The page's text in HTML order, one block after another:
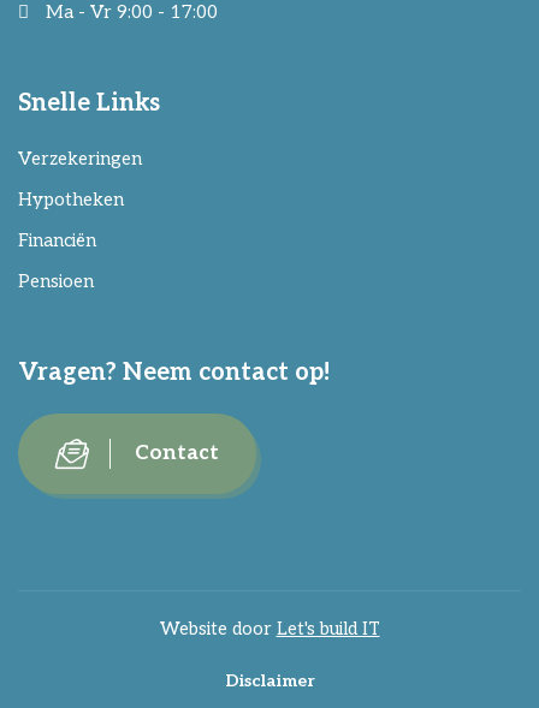
Ma - Vr 9:00 - 17:00
Snelle Links
Verzekeringen
Hypotheken
Financiën
Pensioen
Vragen? Neem contact op!
Contact
Website door Let's build IT
Disclaimer